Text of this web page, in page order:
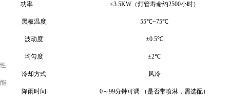
功率 ≤3.5KW（灯管寿命约2500小时）
性
能
黑板温度 55℃~75℃
波动度 ±0.5℃
均匀度 ±2℃
冷却方式 风冷
降雨时间 0～99分钟可调 （是否带喷淋，需选配）